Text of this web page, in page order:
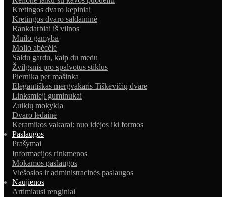
Kretingos dvaro kepiniai
Kretingos dvaro saldaininė
Rankdarbiai iš vilnos
Muilo gamyba
Molio abėcėlė
Saldu gardu, kaip du medu
Žvilgsnis pro spalvotus stiklus
Piernika per mašinka
Elegantiškas mergvakaris Tiškevičių dvare
Linksmieji guminukai
Zuikių mokykla
Dvaro ledainė
Keramikos vakarai: nuo idėjos iki formos
Paslaugos
Prašymai
Informacijos rinkmenos
Mokamos paslaugos
Viešosios ir administracinės paslaugos
Naujienos
Artimiausi renginiai